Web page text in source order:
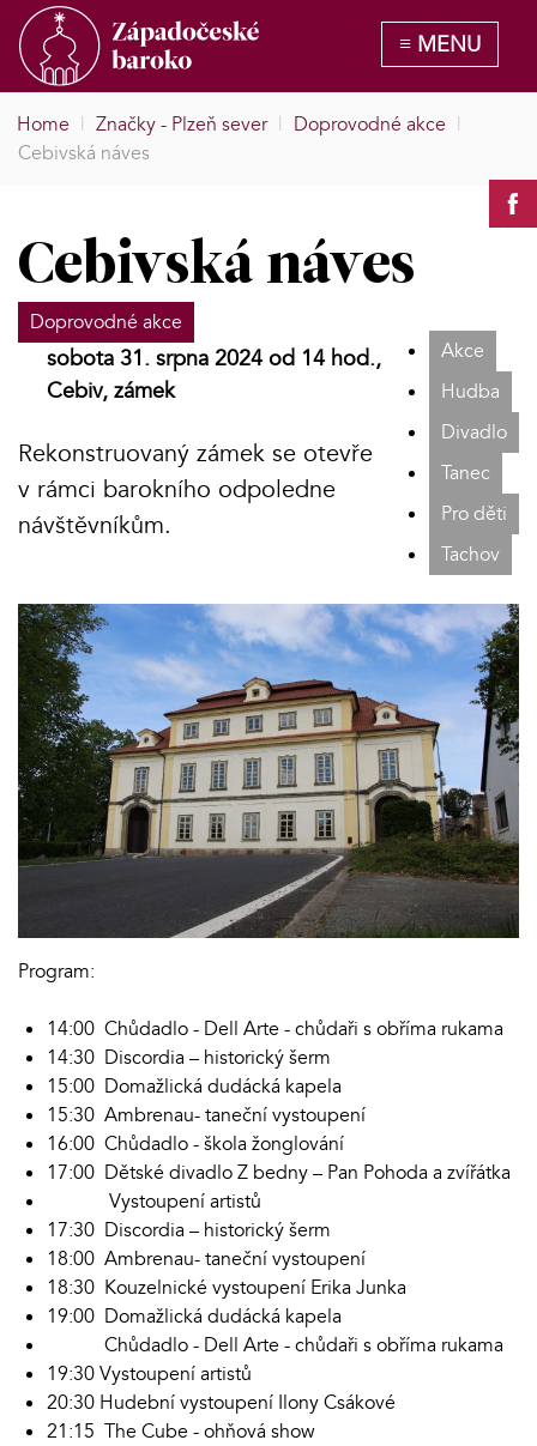
Home | Značky - Plzeň sever | Doprovodné akce |
Cebivská náves
Cebivská náves
Doprovodné akce
Akce
Hudba
Divadlo
Tanec
Pro děti
Tachov
sobota 31. srpna 2024 od 14 hod.,
Cebiv, zámek
Rekonstruovaný zámek se otevře
v rámci barokního odpoledne
návštěvníkům.
Program:
14:00 Chůdadlo - Dell Arte - chůdaři s obříma rukama
14:30 Discordia – historický šerm
15:00 Domažlická dudácká kapela
15:30 Ambrenau- taneční vystoupení
16:00 Chůdadlo - škola žonglování
17:00 Dětské divadlo Z bedny – Pan Pohoda a zvířátka
Vystoupení artistů
17:30 Discordia – historický šerm
18:00 Ambrenau- taneční vystoupení
18:30 Kouzelnické vystoupení Erika Junka
19:00 Domažlická dudácká kapela
Chůdadlo - Dell Arte - chůdaři s obříma rukama
19:30 Vystoupení artistů
20:30 Hudební vystoupení Ilony Csákové
21:15 The Cube - ohňová show